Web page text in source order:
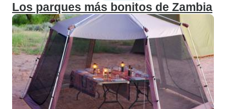
Los parques más bonitos de Zambia